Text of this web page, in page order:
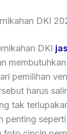
DKI
DKI
pemilihan
harus
tak
penting